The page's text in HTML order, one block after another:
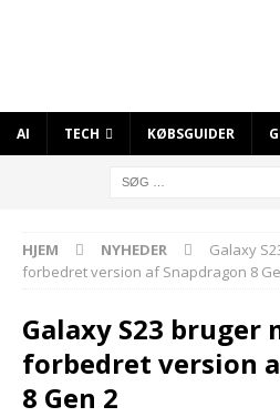
AI TECH KØBSGUIDER
HJEM NYHEDER
Galaxy
forbedret version af Snapdragon 8
Galaxy S23
forbedret version
8 Gen 2